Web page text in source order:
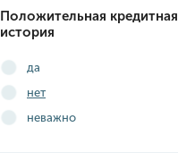
Положительная кредитная
история
да
нет
неважно